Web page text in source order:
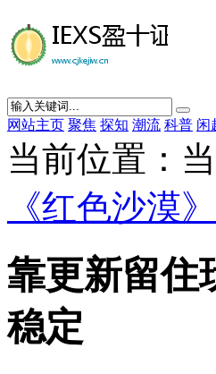
网站主页 聚焦 探知 潮流 科普 闲
当前位置：
《红色沙漠
靠更新留住
稳定